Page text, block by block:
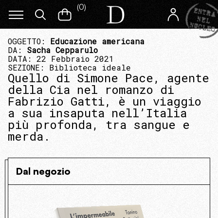
(0)
OGGETTO: Educazione americana
DA: Sacha Cepparulo
DATA: 22 Febbraio 2021
SEZIONE: Biblioteca ideale
Quello di Simone Pace, agente
della Cia nel romanzo di
Fabrizio Gatti, è un viaggio
a sua insaputa nell’Italia
più profonda, tra sangue e
merda.
Dal negozio